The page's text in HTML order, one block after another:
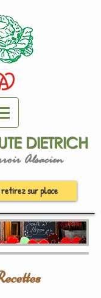
DIETRICH
Alsacien
retirez sur place